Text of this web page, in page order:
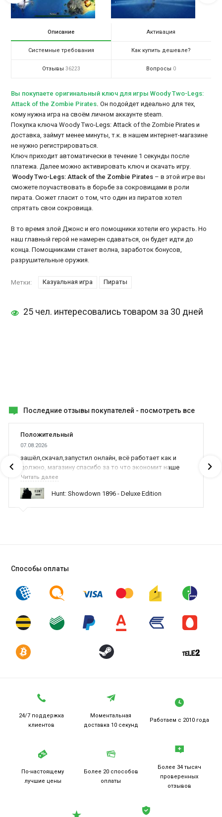
Описание Активация
Системные требования Как купить дешевле?
Отзывы 36223 Вопросы 0
Вы покупаете оригинальный ключ для игры Woody Two-Legs:
Attack of the Zombie Pirates. Он подойдет идеально для тех,
кому нужна игра на своём личном аккаунте steam.
Покупка ключа Woody Two-Legs: Attack of the Zombie Pirates и
доставка, займут менее минуты, т.к. в нашем интернет-магазине
не нужно регистрироваться.
Ключ приходит автоматически в течение 1 секунды после
платежа. Далее можно активировать ключ и скачать игру.
Woody Two-Legs: Attack of the Zombie Pirates – в этой игре вы
сможете поучаствовать в борьбе за сокровищами в роли
пирата. Сюжет гласит о том, что один из пиратов хотел
спрятать свои сокровища.
В то время злой Джонс и его помощники хотели его украсть. Но
наш главный герой не намерен сдаваться, он будет идти до
конца. Помощниками станет волна, заработок бонусов,
разрушительные оружия.
Метки: Казуальная игра Пираты
25 чел. интересовались товаром за 30 дней
Последние отзывы покупателей - посмотреть все
Положительный
07.08.2026
зашёл,скачал,запустил онлайн, всё работает как и
должно, магазину спасибо за то что экономит наше
время,нервы и деньги, ребята вы красава оказываете
поддержку населению и походу из всех только вы и
оказываете помощь
Читать далее
Hunt: Showdown 1896 - Deluxe Edition
Способы оплаты
24/7 поддержка
клиентов
Моментальная
доставка 10 секунд
Работаем с 2010 года
По-настоящему
лучшие цены
Более 20 способов
оплаты
Более 34 тысяч
проверенных
отзывов